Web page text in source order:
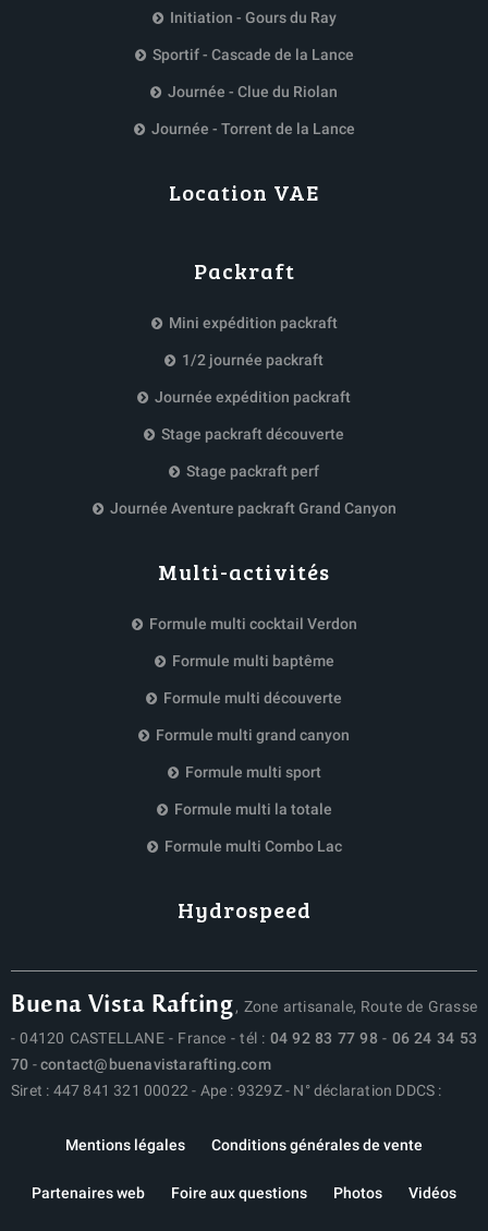
Hydrospeed
Initiation - Gours du Ray
Sportif - Cascade de la Lance
Journée - Clue du Riolan
Journée - Torrent de la Lance
Location VAE
Packraft
Mini expédition packraft
1/2 journée packraft
Journée expédition packraft
Stage packraft découverte
Stage packraft perf
Journée Aventure packraft Grand Canyon
Multi-activités
Formule multi cocktail Verdon
Formule multi baptême
Formule multi découverte
Formule multi grand canyon
Formule multi sport
Formule multi la totale
Formule multi Combo Lac
Buena Vista Rafting, Zone artisanale, Route de Grasse
- 04120 CASTELLANE - France - tél : 04 92 83 77 98 - 06 24 34 53
70 -contact@buenavistarafting.com
Siret : 447 841 321 00022 - Ape : 9329Z - N° déclaration DDCS :
Mentions légales Conditions générales de vente
Partenaires web Foire aux questions Photos Vidéos